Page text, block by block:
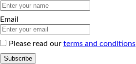
Email
Please read our terms and conditions